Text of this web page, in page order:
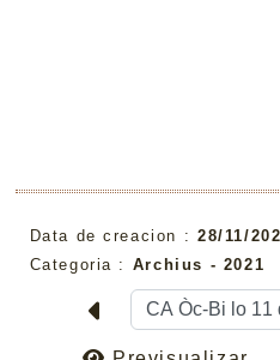
Data de creacion : 28/11/
Categoria : Archius - 2021